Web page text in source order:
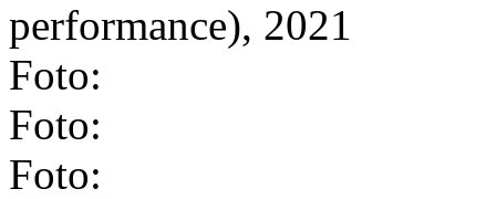
performance), 2021
Foto:
Foto:
Foto: